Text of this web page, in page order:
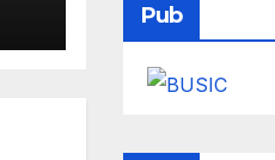
Pub